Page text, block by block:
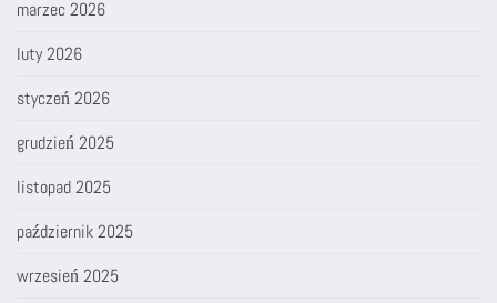
marzec 2026
luty 2026
styczeń 2026
grudzień 2025
listopad 2025
październik 2025
wrzesień 2025